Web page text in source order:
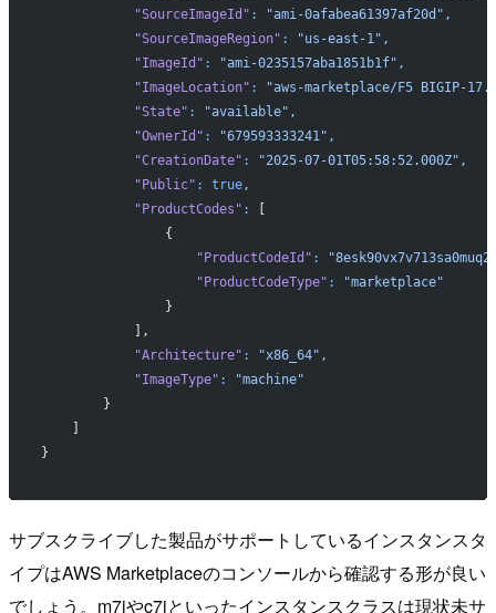
            "SourceImageId"
:
"ami-0afabea61397af20d",
            "SourceImageRegion"
:
"us-east-1",
            "ImageId"
:
"ami-0235157aba1851b1f",
            "ImageLocation"
:
"aws-marketplace/F5 BIGIP-
            "State"
:
"available",
            "OwnerId"
:
"679593333241",
            "CreationDate"
:
"2025-07-01T05:58:52.000Z",
            "Public"
: true,
            "ProductCodes"
:
                {
                    "ProductCodeId"
:
                    "ProductCodeType"
:
"marketplace"
                }
            ],
            "Architecture"
:
"x86_64",
            "ImageType"
:
"machine"
        }
}
サブスクライブした製品がサポートしているインスタンスタ
イプはAWS Marketplaceのコンソールから確認する形が良い
でしょう。m7iやc7iといったインスタンスクラスは現状未サ